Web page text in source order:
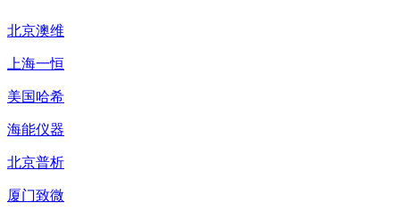
北京澳维
上海一恒
美国哈希
海能仪器
北京普析
厦门致微